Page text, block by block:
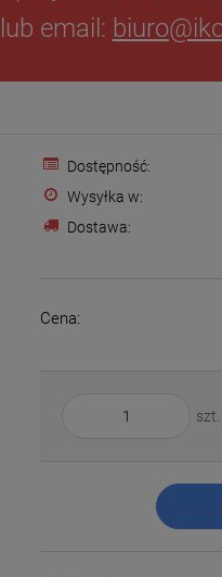
email:
Dostępność:
Wysyłka w:
Dostawa:
Cena:
szt.